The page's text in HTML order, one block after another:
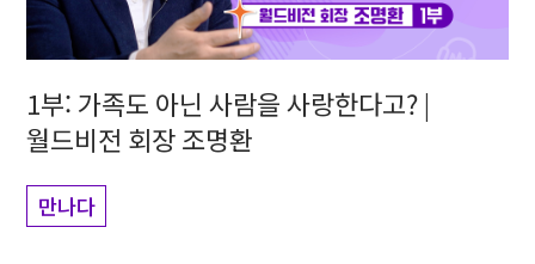
1부: 가족도 아닌 사람을 사랑한다고? |
월드비전 회장 조명환
만나다